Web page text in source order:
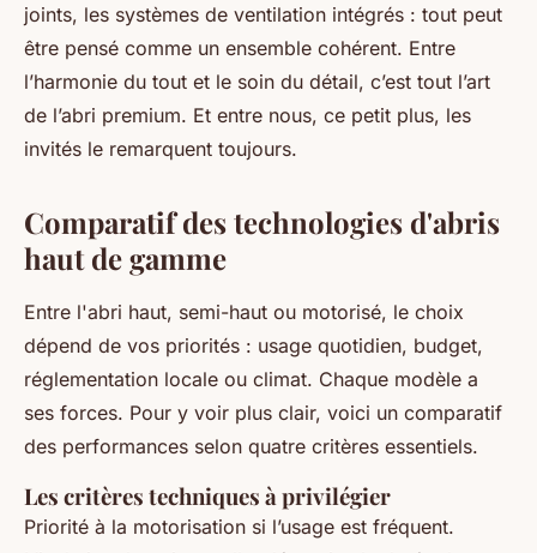
joints, les systèmes de ventilation intégrés : tout peut
être pensé comme un ensemble cohérent. Entre
l’harmonie du tout et le soin du détail, c’est tout l’art
de l’abri premium. Et entre nous, ce petit plus, les
invités le remarquent toujours.
Comparatif des technologies d'abris
haut de gamme
Entre l'abri haut, semi-haut ou motorisé, le choix
dépend de vos priorités : usage quotidien, budget,
réglementation locale ou climat. Chaque modèle a
ses forces. Pour y voir plus clair, voici un comparatif
des performances selon quatre critères essentiels.
Les critères techniques à privilégier
Priorité à la motorisation si l’usage est fréquent.